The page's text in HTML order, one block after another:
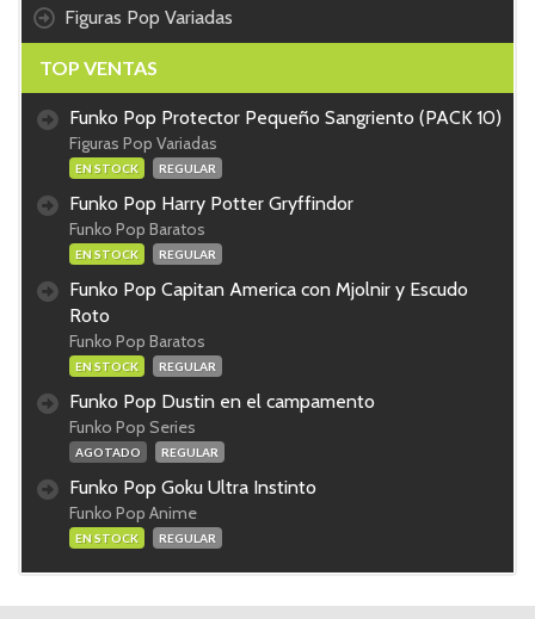
Figuras Pop Variadas
TOP VENTAS
Funko Pop Protector Pequeño Sangriento (PACK 10)
Figuras Pop Variadas
EN STOCK REGULAR
Funko Pop Harry Potter Gryffindor
Funko Pop Baratos
EN STOCK REGULAR
Funko Pop Capitan America con Mjolnir y Escudo
Roto
Funko Pop Baratos
EN STOCK REGULAR
Funko Pop Dustin en el campamento
Funko Pop Series
AGOTADO REGULAR
Funko Pop Goku Ultra Instinto
Funko Pop Anime
EN STOCK REGULAR